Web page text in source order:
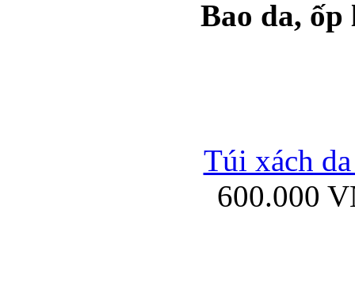
Ốp lưng silicon
Bao da,
Túi xách
600.000